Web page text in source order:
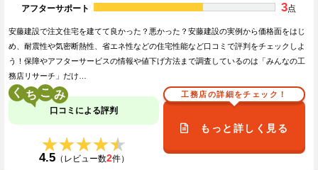
アフターサポート
3点
安藤建設で注文住宅を建てて良かった？悪かった？安藤建設の実例から価格面をはじ
め、耐震性や気密断熱性、省エネ性などの住宅性能など口コミで評判をチェックしよ
う！保障やアフターサービスの情報や値下げ方法まで調査しているのは「みんなの工
務店リサーチ」だけ…
く こ
口コミによる評判
★★★★★
★★★★★
4.5（レビュー数2件）
工務店の詳細をチェック！
もっと詳しく見る